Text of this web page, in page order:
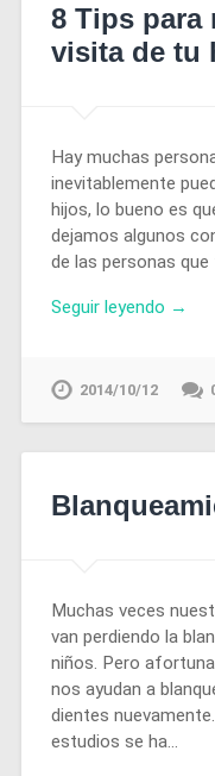
8 Tips para
visita de tu
Hay muchas
inevitablemente
hijos, lo bueno es
dejamos algunos
de las personas que
Seguir leyendo →
2014/10/12
Muchas veces
van perdiendo la
niños. Pero
nos ayudan a
dientes
estudios se ha…